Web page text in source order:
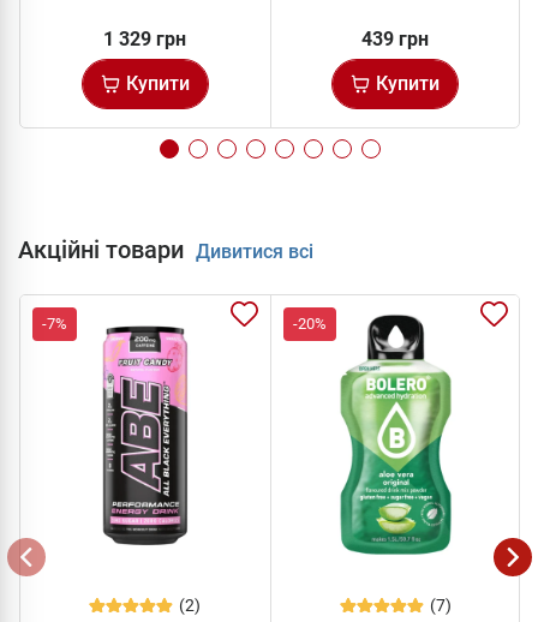
1 329 грн
Купити
439 грн
Купити
Акційні товари Дивитися всі
-7%
(2)
-20%
(7)